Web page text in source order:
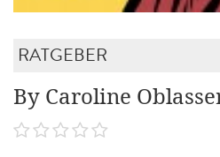
RATGEBER
By Caroline